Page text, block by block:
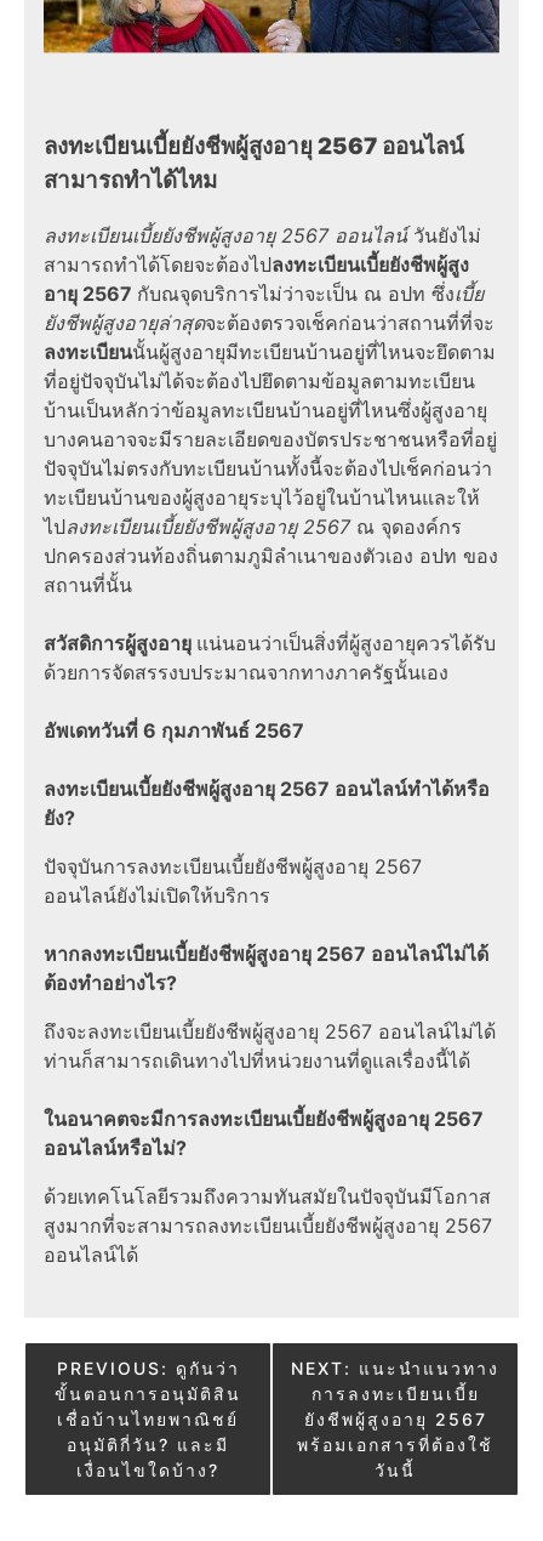
ลงทะเบียนเบี้ยยังชีพผู้สูงอายุ 2567 ออนไลน์
สามารถทำได้ไหม
ลงทะเบียนเบี้ยยังชีพผู้สูงอายุ 2567 ออนไลน์ วันยังไม่
สามารถทำได้โดยจะต้องไปลงทะเบียนเบี้ยยังชีพผู้สูง
อายุ 2567 กับณจุดบริการไม่ว่าจะเป็น ณ อปท ซึ่งเบี้ย
ยังชีพผู้สูงอายุล่าสุดจะต้องตรวจเช็คก่อนว่าสถานที่ที่จะ
ลงทะเบียนนั้นผู้สูงอายุมีทะเบียนบ้านอยู่ที่ไหนจะยึดตาม
ที่อยู่ปัจจุบันไม่ได้จะต้องไปยึดตามข้อมูลตามทะเบียน
บ้านเป็นหลักว่าข้อมูลทะเบียนบ้านอยู่ที่ไหนซึ่งผู้สูงอายุ
บางคนอาจจะมีรายละเอียดของบัตรประชาชนหรือที่อยู่
ปัจจุบันไม่ตรงกับทะเบียนบ้านทั้งนี้จะต้องไปเช็คก่อนว่า
ทะเบียนบ้านของผู้สูงอายุระบุไว้อยู่ในบ้านไหนและให้
ไปลงทะเบียนเบี้ยยังชีพผู้สูงอายุ 2567ณ จุดองค์กร
ปกครองส่วนท้องถิ่นตามภูมิลำเนาของตัวเอง อปท ของ
สถานที่นั้น
สวัสดิการผู้สูงอายุ แน่นอนว่าเป็นสิ่งที่ผู้สูงอายุควรได้รับ
ด้วยการจัดสรรงบประมาณจากทางภาครัฐนั้นเอง
อัพเดทวันที่ 6 กุมภาพันธ์ 2567
ลงทะเบียนเบี้ยยังชีพผู้สูงอายุ 2567 ออนไลน์ทำได้หรือ
ยัง?
ปัจจุบันการลงทะเบียนเบี้ยยังชีพผู้สูงอายุ 2567
ออนไลน์ยังไม่เปิดให้บริการ
หากลงทะเบียนเบี้ยยังชีพผู้สูงอายุ 2567 ออนไลน์ไม่ได้
ต้องทำอย่างไร?
ถึงจะลงทะเบียนเบี้ยยังชีพผู้สูงอายุ 2567 ออนไลน์ไม่ได้
ท่านก็สามารถเดินทางไปที่หน่วยงานที่ดูแลเรื่องนี้ได้
ในอนาคตจะมีการลงทะเบียนเบี้ยยังชีพผู้สูงอายุ 2567
ออนไลน์หรือไม่?
ด้วยเทคโนโลยีรวมถึงความทันสมัยในปัจจุบันมีโอกาส
สูงมากที่จะสามารถลงทะเบียนเบี้ยยังชีพผู้สูงอายุ 2567
ออนไลน์ได้
Post
navigation
PREVIOUS: ดูกันว่า
ขั้นตอนการอนุมัติสิน
เชื่อบ้านไทยพาณิชย์
อนุมัติกี่วัน? และมี
เงื่อนไขใดบ้าง?
NEXT: แนะนำแนวทาง
การลงทะเบียนเบี้ย
ยังชีพผู้สูงอายุ 2567
พร้อมเอกสารที่ต้องใช้
วันนี้